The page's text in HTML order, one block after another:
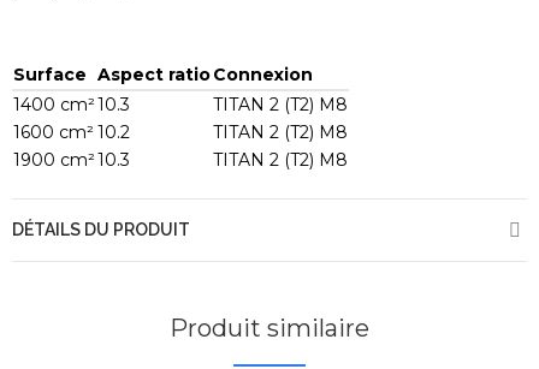
Surface Aspect ratioConnexion
1400 cm²10.3
TITAN 2 (T2) M8
1600 cm²10.2
TITAN 2 (T2) M8
1900 cm²10.3 TITAN 2 (T2) M8
DÉTAILS DU PRODUIT
Produit similaire